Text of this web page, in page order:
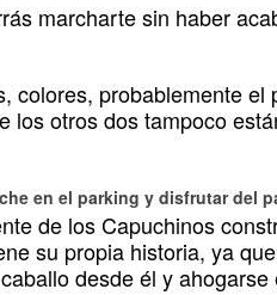
marcharte sin haber
colores, probablemente
los otros dos tampoco
en el parking y disfrutar del
de los Capuchinos
su propia historia, ya
desde él y ahogarse